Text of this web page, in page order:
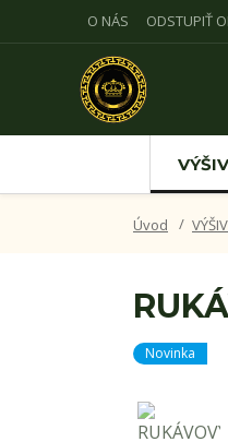
O NÁS ODSTUPIŤ
Úvod
Novinka